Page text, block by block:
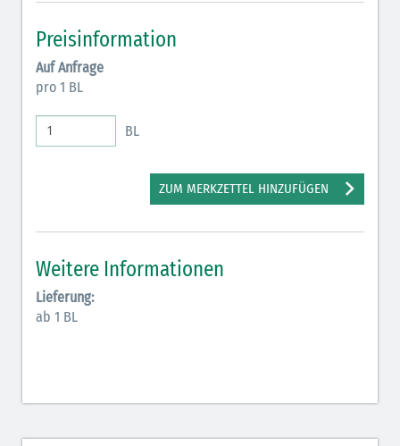
Rahmen)
Bronchodilatatoren (blau-braun)
Antikonvulsiva (grau-lila)
Inodilatatoren (rot-grün)
Elektrolyte (grün-pink)
Elektrolyte Kalium (grün-blau)
Elektrolyte NaCl (grün)
Preisinformation
Auf Anfrage
pro 1 BL
BL
ZUM MERKZETTEL HINZUFÜGEN
Weitere Informationen
Lieferung:
ab 1 BL